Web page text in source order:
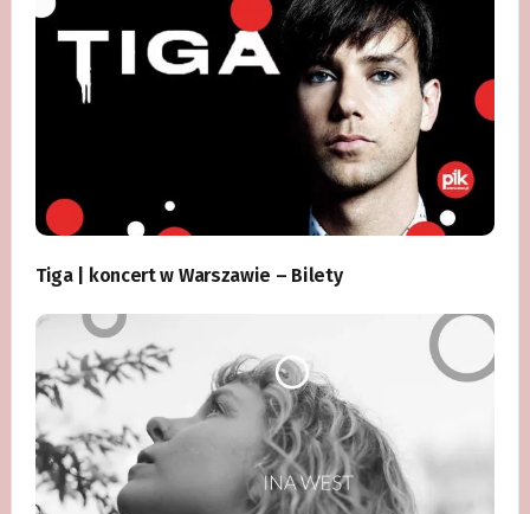
Tiga | koncert w Warszawie – Bilety